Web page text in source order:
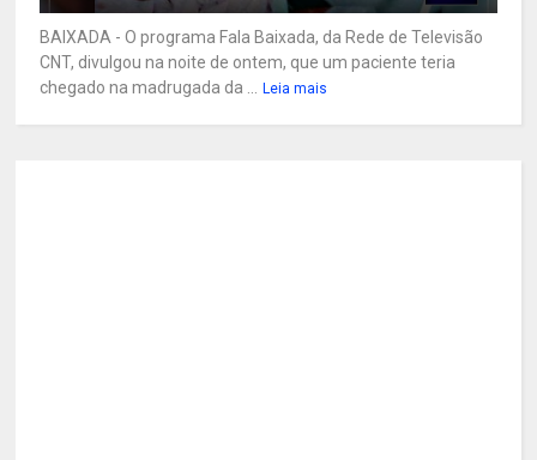
BAIXADA - O programa Fala Baixada, da Rede de Televisão
CNT, divulgou na noite de ontem, que um paciente teria
chegado na madrugada da ...
Leia mais